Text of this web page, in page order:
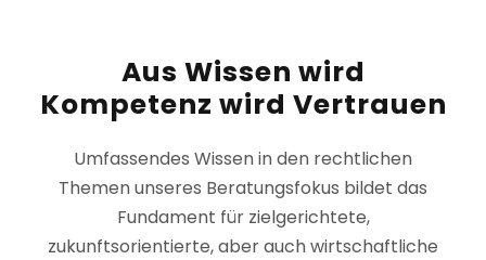
Aus Wissen wird
Kompetenz wird Vertrauen
Umfassendes Wissen in den rechtlichen
Themen unseres Beratungsfokus bildet das
Fundament für zielgerichtete,
zukunftsorientierte, aber auch wirtschaftliche